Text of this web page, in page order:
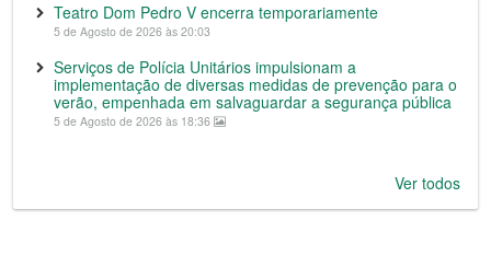
Teatro Dom Pedro V encerra temporariamente
5 de Agosto de 2026 às 20:03
Serviços de Polícia Unitários impulsionam a
implementação de diversas medidas de prevenção para o
verão, empenhada em salvaguardar a segurança pública
5 de Agosto de 2026 às 18:36
Ver todos